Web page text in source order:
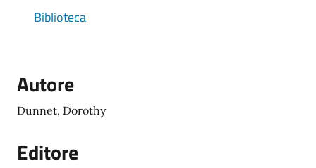
Biblioteca
Autore
Dunnet, Dorothy
Editore